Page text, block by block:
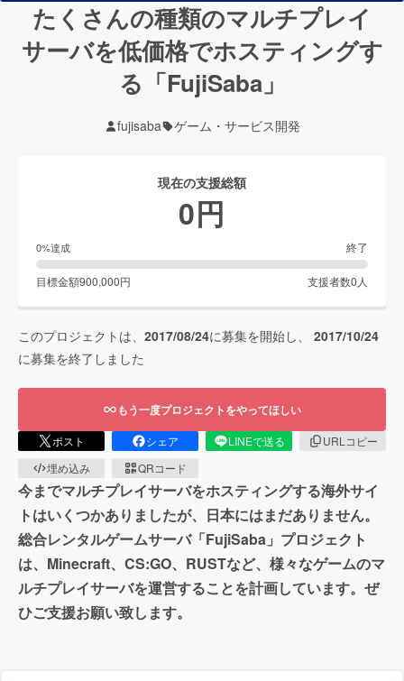
たくさんの種類のマルチプレイ
サーバを低価格でホスティングす
る「FujiSaba」
fujisaba ゲーム・サービス開発
現在の支援総額
0円
0%達成 終了
目標金額900,000円 支援者数0 人
このプロジェクトは、 2017/08/24に募集を開始し、 2017/10/24
に募集を終了しました
もう一度プロジェクトをやってほしい
ポスト シェア LINEで送る
URLコピー
埋め込み
QRコード
今までマルチプレイサーバをホスティングする海外サイ
トはいくつかありましたが、日本にはまだありません。
総合レンタルゲームサーバ「FujiSaba」プロジェクト
は、Minecraft、CS:GO、RUSTなど、様々なゲームのマ
ルチプレイサーバを運営することを計画しています。ぜ
ひご支援お願い致します。